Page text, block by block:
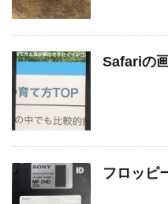
Safariの
フロッピ